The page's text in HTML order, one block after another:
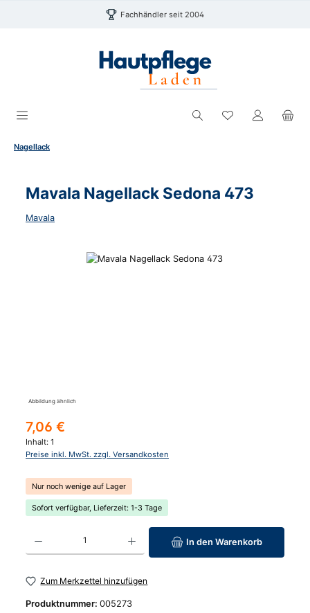
Zum Hauptinhalt springen Fachhändler seit 2004
Du hast 0
Nagellack
Mavala Nagellack Sedona 473
Mavala
Bildergalerie überspringen
Abbildung ähnlich
Regulärer Preis:
7,06 €
Inhalt: 1
Preise inkl. MwSt. zzgl. Versandkosten
Nur noch wenige auf Lager
Sofort verfügbar, Lieferzeit: 1-3 Tage
Produkt Anzahl: Gib den gewünschten Wert ein oder benutze die
In den Warenkorb
Zum Merkzettel hinzufügen
Produktnummer: 005273